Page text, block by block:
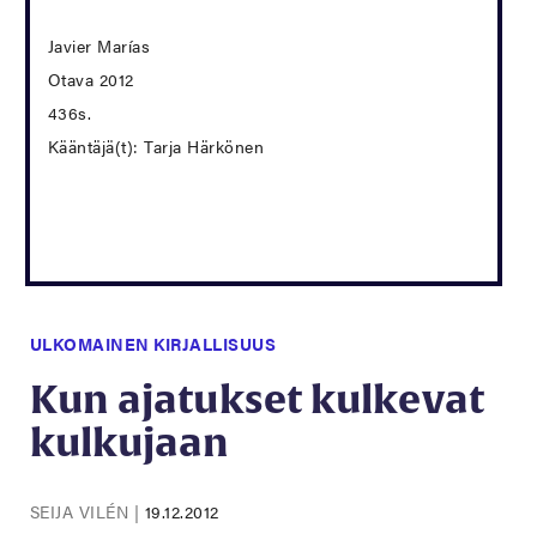
Javier Marías
Otava 2012
436s.
Kääntäjä(t): Tarja Härkönen
ULKOMAINEN KIRJALLISUUS
Kun ajatukset kulkevat
kulkujaan
SEIJA VILÉN | 19.12.2012